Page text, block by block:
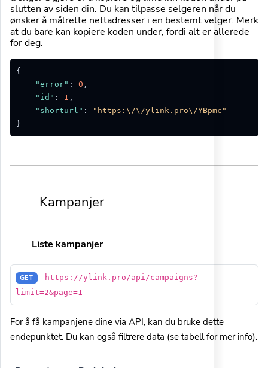
slutten av siden din. Du kan tilpasse selgeren når du
ønsker å målrette nettadresser i en bestemt velger. Merk
at du bare kan kopiere koden under, fordi alt er allerede
for deg.
{
"error" : 0 ,
"id" : 1 ,
"shorturl" :
"https:\/\/ylink.pro\/YBpmc"
}
Kampanjer
Liste kampanjer
GET
https://ylink.pro/api/campaigns?
limit=2&page=1
For å få kampanjene dine via API, kan du bruke dette
endepunktet. Du kan også filtrere data (se tabell for mer info).